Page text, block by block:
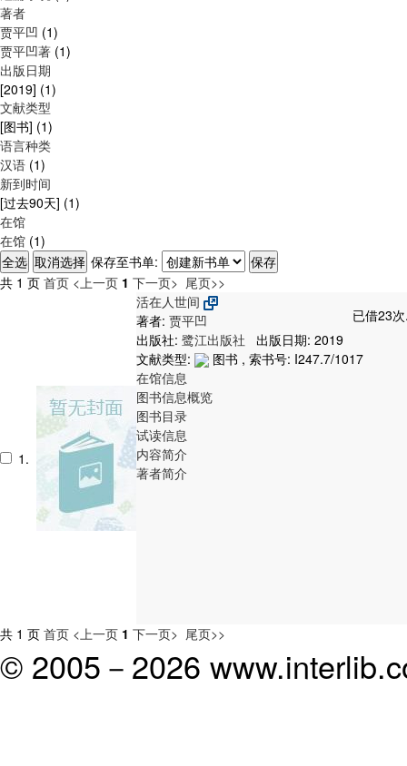
著者
贾平凹 (1)
贾平凹著 (1)
出版日期
[2019] (1)
文献类型
[图书] (1)
语言种类
汉语 (1)
新到时间
[过去90天] (1)
在馆
在馆 (1)
保存至书单:
共 1 页 首页 <上一页 1 下一页> 尾页>>
1.
活在人世间
已借23
著者: 贾平凹
出版社: 鹭江出版社
出版日期: 2019
文献类型:
图书 , 索书号: I247.7/1017
在馆信息
图书信息概览
图书目录
试读信息
内容简介
著者简介
共 1 页 首页 <上一页 1 下一页> 尾页>>
© 2005－ 2026